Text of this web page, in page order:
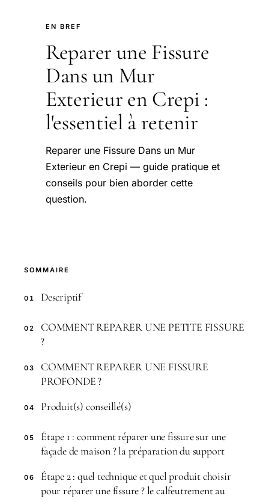
EN BREF
Reparer une Fissure
Dans un Mur
Exterieur en Crepi :
l'essentiel à retenir
Reparer une Fissure Dans un Mur
Exterieur en Crepi — guide pratique et
conseils pour bien aborder cette
question.
SOMMAIRE
01 Descriptif
02
COMMENT REPARER UNE PETITE FISSURE
?
03
COMMENT REPARER UNE FISSURE
PROFONDE ?
04 Produit(s) conseillé(s)
05
Étape 1 : comment réparer une fissure sur une
façade de maison ? la préparation du support
06
Étape 2 : quel technique et quel produit choisir
pour réparer une fissure ? le calfeutrement au